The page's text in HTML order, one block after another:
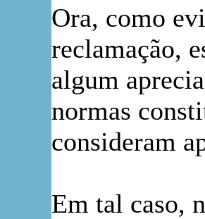
Ora, como
reclamação,
algum
normas
consideram
Em tal caso,